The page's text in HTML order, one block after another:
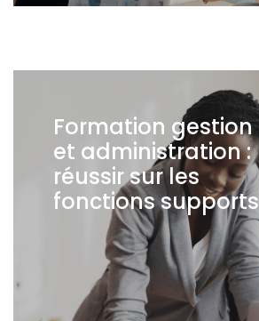
Formation gestion
et administration :
réussir sur les
fonctions supports